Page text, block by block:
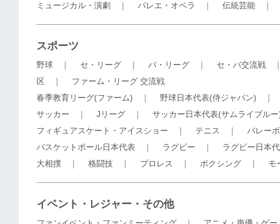
ミュージカル・演劇
｜ バレエ・オペラ ｜ 伝統芸能 ｜
スポーツ
野球 ｜ セ・リーグ ｜ パ・リーグ ｜ セ・パ交流戦
区 ｜ ファーム・リーグ 交流戦
春季教育リーグ(ファーム) ｜ 野球日本代表(侍ジャパン) ｜
サッカー ｜ Jリーグ ｜ サッカー日本代表(サムライブルー
フィギュアスケート・アイスショー ｜ テニス ｜ バレー
バスケットボール日本代表 ｜ ラグビー ｜ ラグビー日本
大相撲 ｜ 格闘技 ｜ プロレス ｜ ボクシング ｜ モ
イベント・レジャー・その他